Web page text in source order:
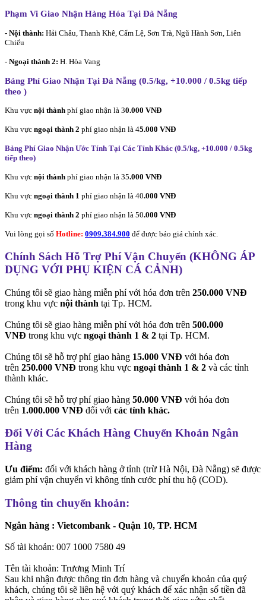
Phạm Vi Giao Nhận Hàng Hóa Tại Đà Nẵng
- Nội thành: Hải Châu, Thanh Khê, Cẩm Lệ, Sơn Trà, Ngũ Hành Sơn, Liên
Chiểu
- Ngoại thành 2: H. Hòa Vang
Bảng Phí Giao Nhận Tại Đà Nẵng (0.5/kg, +10.000 / 0.5kg tiếp
theo )
Khu vực nội thành phí giao nhận là 30.000 VNĐ
Khu vực ngoại thành 2 phí giao nhận là 45.000 VNĐ
Bảng Phí Giao Nhận Ước Tính Tại Các Tỉnh Khác (0.5/kg, +10.000 / 0.5kg
tiếp theo)
Khu vực nội thành phí giao nhận là 35.000 VNĐ
Khu vực ngoại thành 1 phí giao nhận là 40.000 VNĐ
Khu vực ngoại thành 2 phí giao nhận là 50.000 VNĐ
Vui lòng gọi số Hotline: 0909.384.900 để được báo giá chính xác.
Chính Sách Hỗ Trợ Phí Vận Chuyển (KHÔNG ÁP
DỤNG VỚI PHỤ KIỆN CÁ CẢNH)
Chúng tôi sẽ giao hàng miễn phí với hóa đơn trên 250.000 VNĐ
trong khu vực nội thành tại Tp. HCM.
Chúng tôi sẽ giao hàng miễn phí với hóa đơn trên 500.000
VNĐ trong khu vực ngoại thành 1 & 2 tại Tp. HCM.
Chúng tôi sẽ hỗ trợ phí giao hàng 15.000 VNĐ với hóa đơn
trên 250.000 VNĐ trong khu vực ngoại thành 1 & 2 và các tỉnh
thành khác.
Chúng tôi sẽ hỗ trợ phí giao hàng 50.000 VNĐ với hóa đơn
trên 1.000.000 VNĐ đối với các tỉnh khác.
Đối Với Các Khách Hàng Chuyển Khoản Ngân
Hàng
Ưu điểm: đối với khách hàng ở tỉnh (trừ Hà Nội, Đà Nẵng) sẽ được
giảm phí vận chuyển vì không tính cước phí thu hộ (COD).
Thông tin chuyển khoản:
Ngân hàng : Vietcombank - Quận 10, TP. HCM
Số tài khoản: 007 1000 7580 49
Tên tài khoản: Trương Minh Trí
Sau khi nhận được thông tin đơn hàng và chuyển khoản của quý
khách, chúng tôi sẽ liên hệ với quý khách để xác nhận số tiền đã